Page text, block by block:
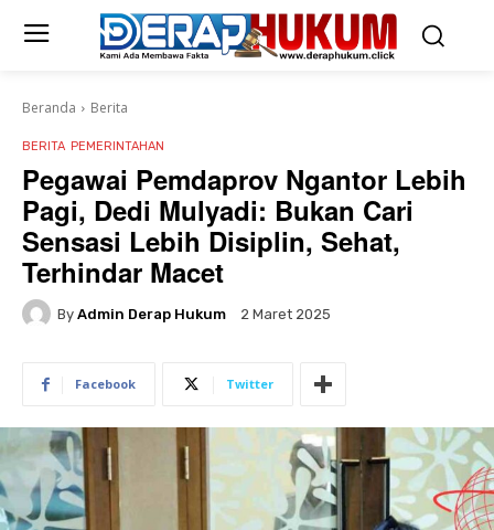
Beranda Berita
BERITA PEMERINTAHAN
Pegawai Pemdaprov Ngantor Lebih
Pagi, Dedi Mulyadi: Bukan Cari
Sensasi Lebih Disiplin, Sehat,
Terhindar Macet
By Admin Derap Hukum 2 Maret 2025
Facebook Twitter